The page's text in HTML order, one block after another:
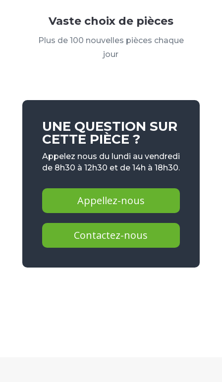
Vaste choix de pièces
Plus de 100 nouvelles pièces chaque
jour
UNE QUESTION SUR
CETTE PIÈCE ?
Appelez nous du lundi au vendredi
de 8h30 à 12h30 et de 14h à 18h30.
Appellez-nous
Contactez-nous